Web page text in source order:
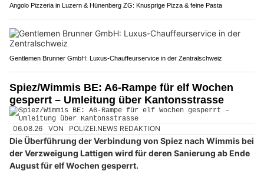
Angolo Pizzeria in Luzern & Hünenberg ZG: Knusprige Pizza & feine Pasta
Gentlemen Brunner GmbH: Luxus-Chauffeurservice in der Zentralschweiz
Spiez/Wimmis BE: A6-Rampe für elf Wochen
gesperrt – Umleitung über Kantonsstrasse
06.08.26 VON POLIZEI.NEWS REDAKTION
Die Überführung der Verbindung von Spiez nach Wimmis bei
der Verzweigung Lattigen wird für deren Sanierung ab Ende
August für elf Wochen gesperrt.